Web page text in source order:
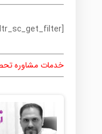
[prdctfltr_sc_get_filter]
خدمات مشاوره